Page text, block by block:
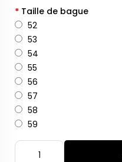
* Taille de bague
52
53
54
55
56
57
58
59